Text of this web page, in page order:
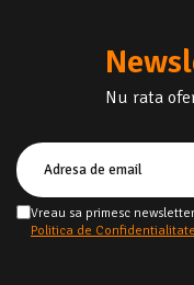
Nu rata
Vreau sa primesc
Politica de Confidentialitate